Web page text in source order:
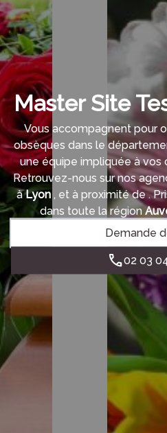
Master Site
Vous accompagnent pour
obsèques dans le
une équipe impliquée à
Retrouvez-nous sur nos
àLyon , et à proximité de.
dans toute la région
Demande
02 03